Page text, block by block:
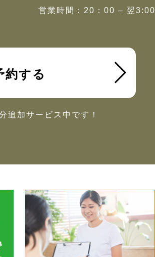
営業時間：20：00 – 翌3:00
約する
追加サービス中です！